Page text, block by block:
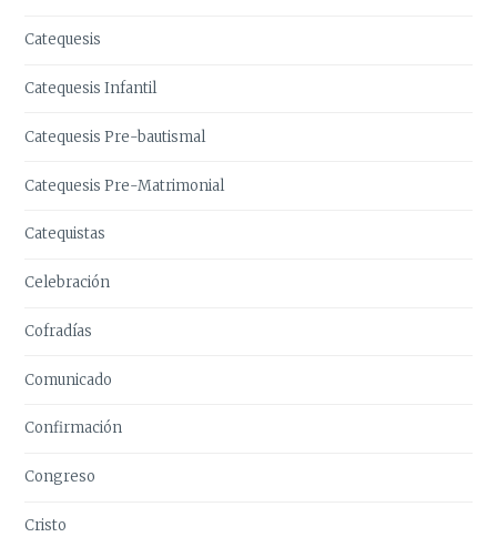
Catequesis
Catequesis Infantil
Catequesis Pre-bautismal
Catequesis Pre-Matrimonial
Catequistas
Celebración
Cofradías
Comunicado
Confirmación
Congreso
Cristo